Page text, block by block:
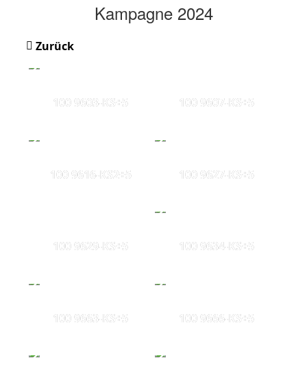
Kampagne 2024
Zurück
100 9603-KS+5 100 9607-KS+5
100 9616-KS2+5 100 9627-KS+5
100 9629-KS+5 100 9634-KS+5
100 9663-KS+5 100 9666-KS+5